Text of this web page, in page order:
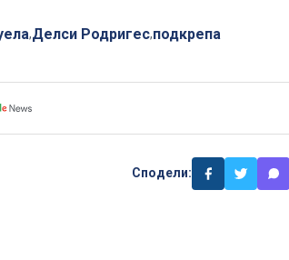
,Делси Родригес,подкрепа
Сподели: